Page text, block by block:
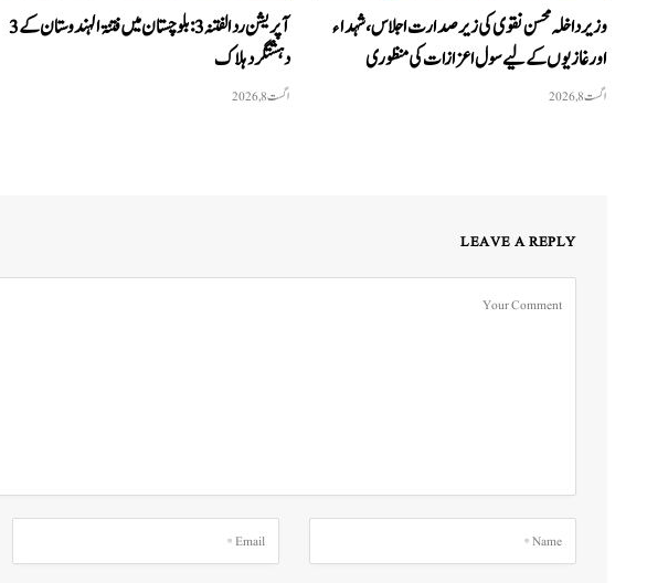
وزیرداخلہ محسن نقوی کی زیر صدارت اجلاس، شہداء
اور غازیوں کے لیے سول اعزازات کی منظوری
اگست 8, 2026
آپریشن رد الفتنہ 3: بلوچستان میں فتنۃ الہندوستان کے 3
دہشتگرد ہلاک
اگست 8, 2026
LEAVE A REPLY